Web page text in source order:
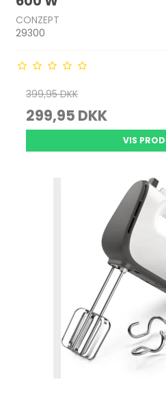
CONZEPT
29300
399,95 DKK
299,95 DKK
VIS